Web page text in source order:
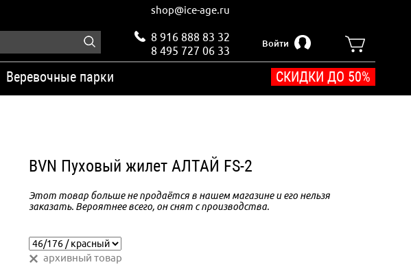
shop@ice-age.ru
8 916 888 83 32
8 495 727 06 33
Войти
Веревочные парки СКИДКИ ДО 50%
BVN Пуховый жилет АЛТАЙ FS-2
Этот товар больше не продаётся в нашем магазине и его нельзя
заказать. Вероятнее всего, он снят с производства.
архивный товар